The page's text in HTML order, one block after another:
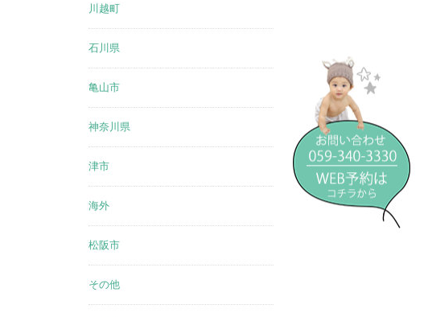
川越町
石川県
亀山市
神奈川県
津市
海外
松阪市
その他